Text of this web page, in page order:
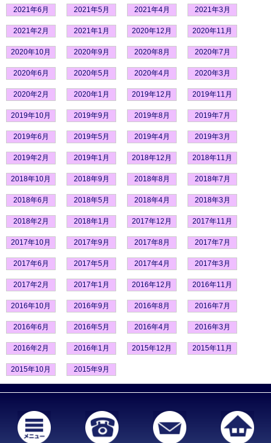
2021年6月 2021年5月 2021年4月 2021年3月
2021年2月 2021年1月 2020年12月 2020年11月
2020年10月 2020年9月 2020年8月 2020年7月
2020年6月 2020年5月 2020年4月 2020年3月
2020年2月 2020年1月 2019年12月 2019年11月
2019年10月 2019年9月 2019年8月 2019年7月
2019年6月 2019年5月 2019年4月 2019年3月
2019年2月 2019年1月 2018年12月 2018年11月
2018年10月 2018年9月 2018年8月 2018年7月
2018年6月 2018年5月 2018年4月 2018年3月
2018年2月 2018年1月 2017年12月 2017年11月
2017年10月 2017年9月 2017年8月 2017年7月
2017年6月 2017年5月 2017年4月 2017年3月
2017年2月 2017年1月 2016年12月 2016年11月
2016年10月 2016年9月 2016年8月 2016年7月
2016年6月 2016年5月 2016年4月 2016年3月
2016年2月 2016年1月 2015年12月 2015年11月
2015年10月 2015年9月